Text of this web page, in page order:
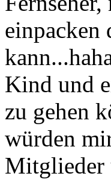
einpacken
Kind und
zu gehen
würden
Mitglieder